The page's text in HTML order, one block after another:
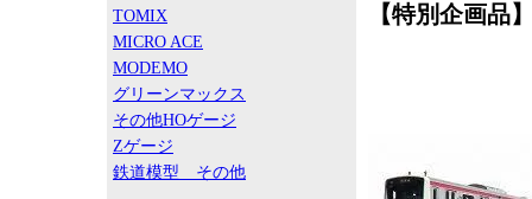
TOMIX
MICRO ACE
MODEMO
グリーンマックス
その他HOゲージ
Zゲージ
鉄道模型 その他
【特別企画品